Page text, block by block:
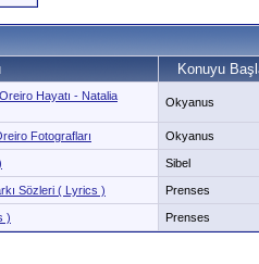
Konuyu
Hayatı - Natalia
Okyanus
Fotografları Okyanus
Sibel
Sözleri ( Lyrics ) Prenses
) Prenses